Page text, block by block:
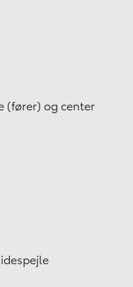
(fører) og center